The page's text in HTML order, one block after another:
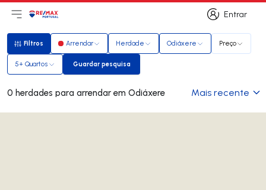
Entrar
Entrar
Abri menu principal
LogoIr para página inicial
Filtros
Filtros Arrendar Herdade Odiáxere Preço
5+ Quartos Guardar pesquisa
Guardar pesquisa
0 herdades para arrendar em Odiáxere Mais recente